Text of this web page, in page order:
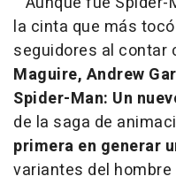
la cinta que más
seguidores al contar
Maguire, Andrew
Spider-Man: Un
de la saga de
primera en generar
variantes del hombre